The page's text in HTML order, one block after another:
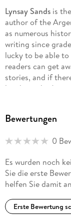
Lynsay Sands is the
author of the
as numerous
writing since
lucky to be able
readers can get
stories, and if
laughter, that's just
Bewertungen
0
Es wurden noch
Sie die erste
helfen Sie damit
Erste Bewertung